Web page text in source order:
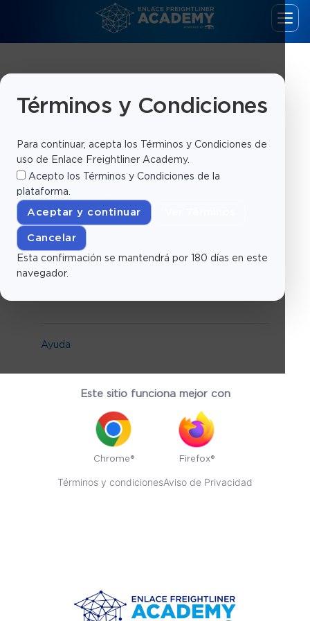
Iniciar Sesión
Recordarme
Ayuda
Este sitio funciona mejor con
Chrome® Firefox®
Términos y condicionesAviso de Privacidad
Términos y Condiciones
Para continuar, acepta los Términos y Condiciones de
uso de Enlace Freightliner Academy.
Acepto los
Términos y Condiciones de la
plataforma.
Aceptar y continuar
Cancelar
Esta confirmación se mantendrá por 180 días en este
navegador.